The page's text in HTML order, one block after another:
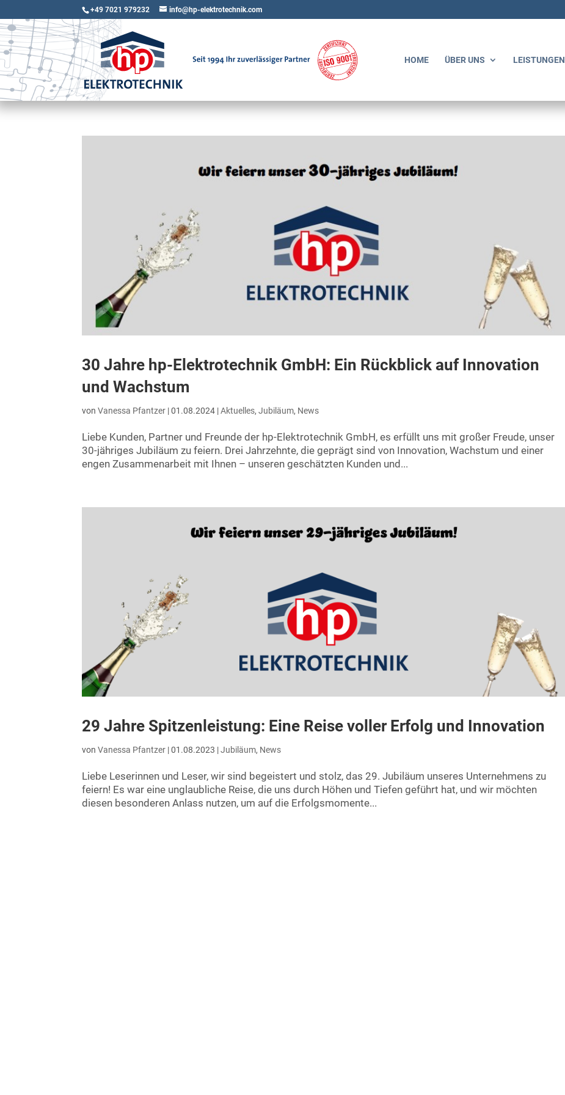
+49 7021 979232 info@hp-elektrotechnik.com
HOME ÜBER UNS LEISTUNGEN
30 Jahre hp-Elektrotechnik GmbH: Ein Rückblick auf Innovation
und Wachstum
vonVanessa Pfantzer |01.08.2024 |Aktuelles,Jubiläum, News
Liebe Kunden, Partner und Freunde der hp-Elektrotechnik GmbH, es erfüllt uns mit großer Freude, unser
30-jähriges Jubiläum zu feiern. Drei Jahrzehnte, die geprägt sind von Innovation, Wachstum und einer
engen Zusammenarbeit mit Ihnen – unseren geschätzten Kunden und...
29 Jahre Spitzenleistung: Eine Reise voller Erfolg und Innovation
vonVanessa Pfantzer |01.08.2023 |Jubiläum, News
Liebe Leserinnen und Leser, wir sind begeistert und stolz, das 29. Jubiläum unseres Unternehmens zu
feiern! Es war eine unglaubliche Reise, die uns durch Höhen und Tiefen geführt hat, und wir möchten
diesen besonderen Anlass nutzen, um auf die Erfolgsmomente...